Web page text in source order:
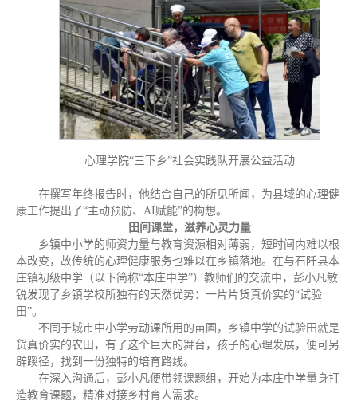
心理学院“三下乡”社会实践队开展公益活动
在撰写年终报告时，他结合自己的所见所闻，为县域的心理健
康工作提出了“主动预防、AI赋能”的构想。
田间课堂，滋养心灵力量
乡镇中小学的师资力量与教育资源相对薄弱，短时间内难以根
本改变，故传统的心理健康服务也难以在乡镇落地。在与石阡县本
庄镇初级中学（以下简称“本庄中学”）教师们的交流中，彭小凡敏
锐发现了乡镇学校所独有的天然优势：一片片货真价实的“试验
田”。
不同于城市中小学劳动课所用的苗圃，乡镇中学的试验田就是
货真价实的农田，有了这个巨大的舞台，孩子的心理发展，便可另
辟蹊径，找到一份独特的培育路线。
在深入沟通后，彭小凡便带领课题组，开始为本庄中学量身打
造教育课题，精准对接乡村育人需求。